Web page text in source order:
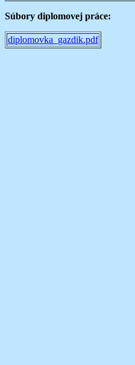
Súbory diplomovej práce:
diplomovka_gazdik.pdf